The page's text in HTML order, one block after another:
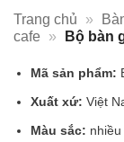
Trang chủ »
cafe » Bộ bàn
Mã sản phẩm:
Xuất xứ: Việt
Màu sắc: